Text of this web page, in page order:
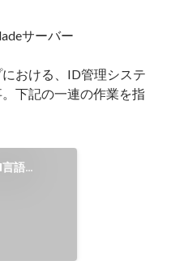
サーバー
おける、ID管理システ
下記の一連の作業を指
語